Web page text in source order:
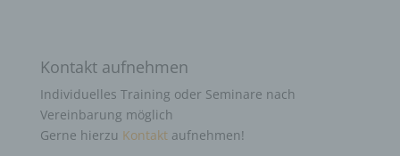
Kontakt aufnehmen
Individuelles Training oder Seminare nach
Vereinbarung möglich
Gerne hierzu Kontaktaufnehmen!